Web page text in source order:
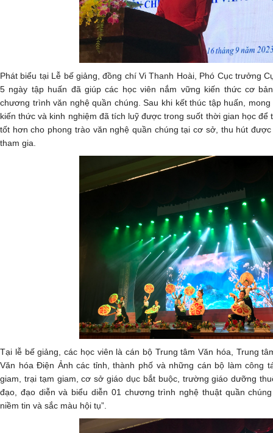
Phát biểu tại Lễ bế giảng, đồng chí Vi Thanh Hoài, Phó Cục trưởng
5 ngày tập huấn đã giúp các học viên nắm vững kiến thức cơ
chương trình văn nghệ quần chúng. Sau khi kết thúc tập huấn,
kiến thức và kinh nghiệm đã tích luỹ được trong suốt thời gian học
tốt hơn cho phong trào văn nghệ quần chúng tại cơ sở, thu hút
tham gia.
Tại lễ bế giảng, các học viên là cán bộ Trung tâm Văn hóa, Trung
Văn hóa Điện Ảnh các tỉnh, thành phố và những cán bộ làm công
giam, trại tạm giam, cơ sở giáo dục bắt buộc, trường giáo dưỡng
đạo, đạo diễn và biểu diễn 01 chương trình nghệ thuật quần
niềm tin và sắc màu hội tụ”.